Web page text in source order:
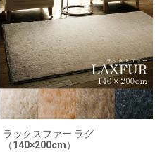
ラックスファー ラグ
（140×200cm）